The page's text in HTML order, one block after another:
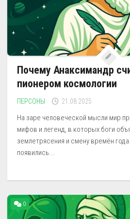
Почему Анаксимандр
пионером космологии
ПЕРСОНЫ 21.08.2025
На заре человеческой мысли мир
мифов и легенд, в которых боги
землетрясения и смену времён
появились...
0